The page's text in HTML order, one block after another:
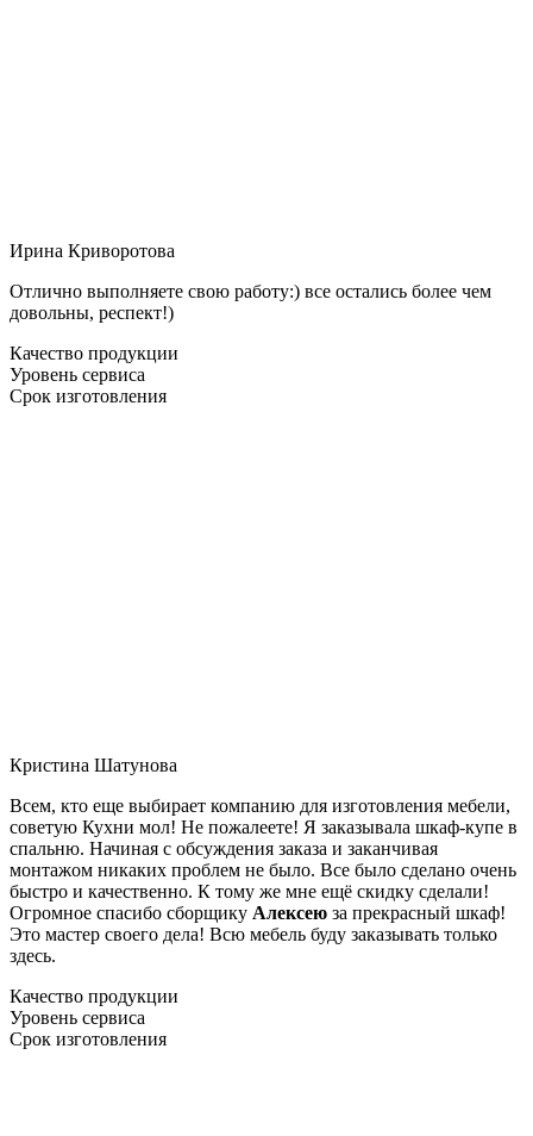
Ирина Криворотова
Отлично выполняете свою работу:) все остались более чем
довольны, респект!)
Качество продукции
Уровень сервиса
Срок изготовления
Кристина Шатунова
Всем, кто еще выбирает компанию для изготовления мебели,
советую Кухни мол! Не пожалеете! Я заказывала шкаф-купе в
спальню. Начиная с обсуждения заказа и заканчивая
монтажом никаких проблем не было. Все было сделано очень
быстро и качественно. К тому же мне ещё скидку сделали!
Огромное спасибо сборщику Алексею за прекрасный шкаф!
Это мастер своего дела! Всю мебель буду заказывать только
здесь.
Качество продукции
Уровень сервиса
Срок изготовления